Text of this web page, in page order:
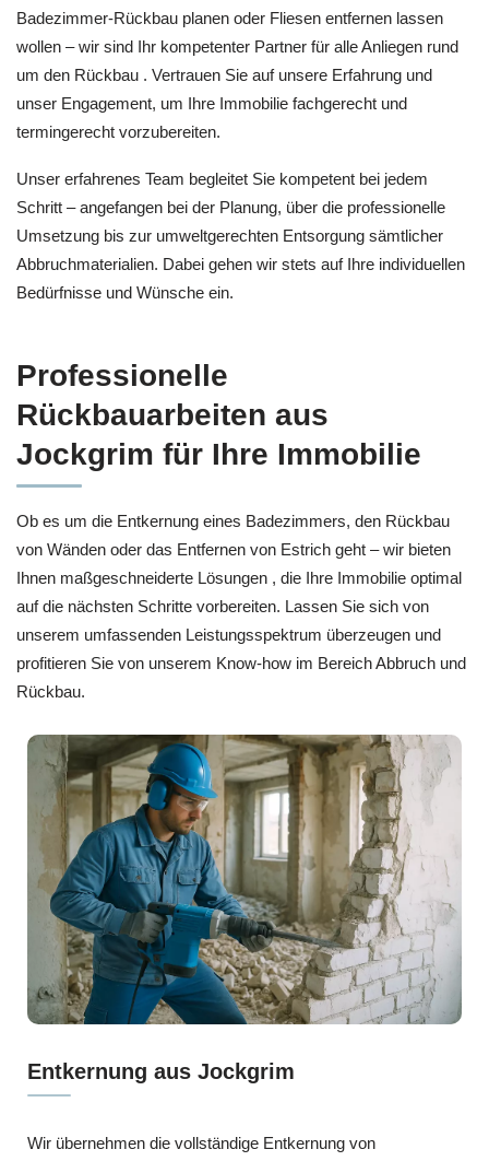
Badezimmer-Rückbau planen oder Fliesen entfernen lassen
wollen – wir sind Ihr kompetenter Partner für alle Anliegen rund
um den Rückbau . Vertrauen Sie auf unsere Erfahrung und
unser Engagement, um Ihre Immobilie fachgerecht und
termingerecht vorzubereiten.
Unser erfahrenes Team begleitet Sie kompetent bei jedem
Schritt – angefangen bei der Planung, über die professionelle
Umsetzung bis zur umweltgerechten Entsorgung sämtlicher
Abbruchmaterialien. Dabei gehen wir stets auf Ihre individuellen
Bedürfnisse und Wünsche ein.
Professionelle
Rückbauarbeiten aus
Jockgrim für Ihre Immobilie
Ob es um die Entkernung eines Badezimmers, den Rückbau
von Wänden oder das Entfernen von Estrich geht – wir bieten
Ihnen maßgeschneiderte Lösungen , die Ihre Immobilie optimal
auf die nächsten Schritte vorbereiten. Lassen Sie sich von
unserem umfassenden Leistungsspektrum überzeugen und
profitieren Sie von unserem Know-how im Bereich Abbruch und
Rückbau.
Entkernung aus Jockgrim
Wir übernehmen die vollständige Entkernung von